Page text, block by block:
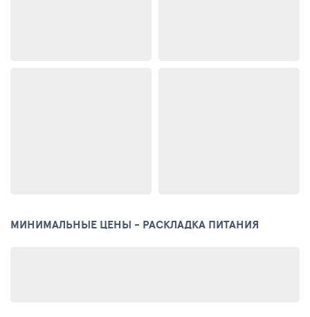
МИНИМАЛЬНЫЕ ЦЕНЫ - РАСКЛАДКА ПИТАНИЯ